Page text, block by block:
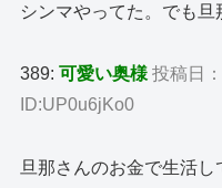
シンマやってた。でも
389:可愛い奥様 投稿日
ID:UP0u6jKo0
旦那さんのお金で生活し